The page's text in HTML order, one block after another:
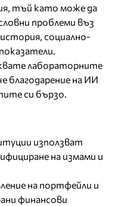
тъй като може да
проблеми въз
социално-
лабораторните
благодарение на ИИ
си бързо.
използват
на измами и
на портфейли и
финансови